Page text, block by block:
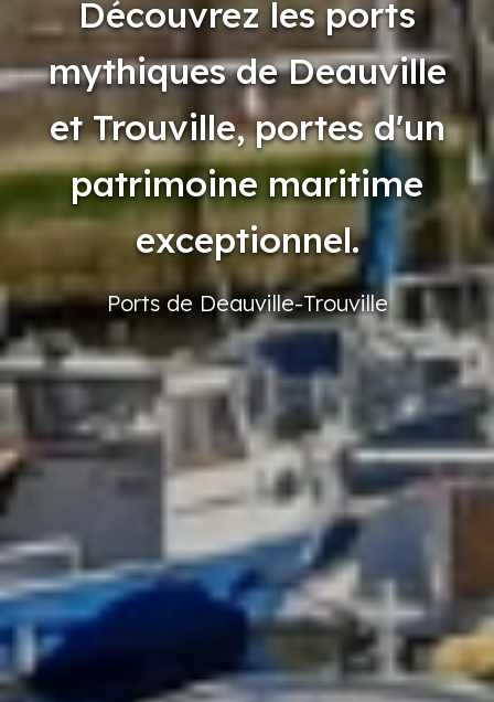
Découvrez les ports
mythiques de Deauville
et Trouville, portes d'un
patrimoine maritime
exceptionnel.
Ports de Deauville-Trouville